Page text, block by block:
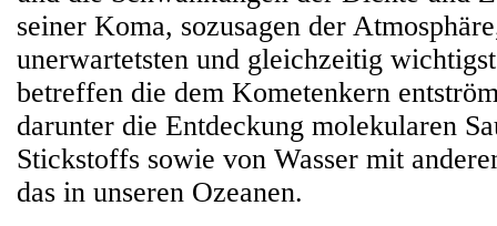
seiner Koma, sozusagen der
unerwartetsten und gleichzeitig
betreffen die dem Kometenkern
darunter die Entdeckung molekularen
Stickstoffs sowie von Wasser mit
das in unseren Ozeanen.